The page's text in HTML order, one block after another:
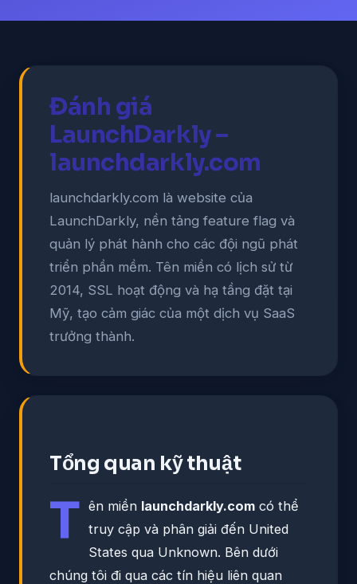
Đánh giá
LaunchDarkly –
launchdarkly.com
launchdarkly.com là website của
LaunchDarkly, nền tảng feature flag và
quản lý phát hành cho các đội ngũ phát
triển phần mềm. Tên miền có lịch sử từ
2014, SSL hoạt động và hạ tầng đặt tại
Mỹ, tạo cảm giác của một dịch vụ SaaS
trưởng thành.
Tổng quan kỹ thuật
T ên miền launchdarkly.com có thể
truy cập và phân giải đến United
States qua Unknown. Bên dưới
chúng tôi đi qua các tín hiệu liên quan